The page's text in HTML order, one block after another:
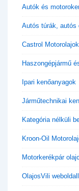
Autók és
Autós túrák,
Castrol Motorolajok
Haszongépjármű
Ipari kenőanyagok
Járműtechnikai
Kategória nélküli
Kroon-Oil
Motorkerékpár
OlajosVili